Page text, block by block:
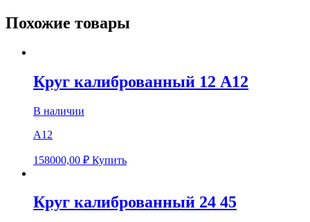
Похожие товары
Круг калиброванный 12 А12
В наличии
А12
158000,00 ₽ Купить
Круг калиброванный 24 45